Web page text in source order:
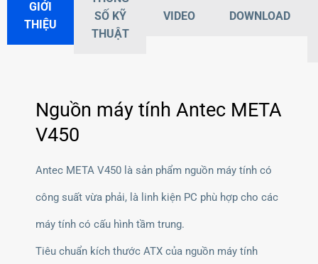
GIỚI
THIỆU
SỐ KỸ
THUẬT
VIDEO DOWNLOAD
Nguồn máy tính Antec META
V450
Antec META V450 là sản phẩm nguồn máy tính có
công suất vừa phải, là linh kiện PC phù hợp cho các
máy tính có cấu hình tầm trung.
Tiêu chuẩn kích thước ATX của nguồn máy tính